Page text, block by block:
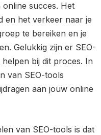
succes. Het
en het verkeer naar je
te bereiken en je
Gelukkig zijn er SEO-
bij dit proces. In
van SEO-tools
aan jouw online
van SEO-tools is dat